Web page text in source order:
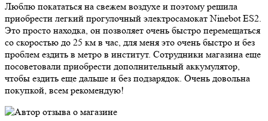
Люблю покататься на свежем воздухе и поэтому решила
приобрести легкий прогулочный электросамокат Ninebot ES2.
Это просто находка, он позволяет очень быстро перемещаться
со скоростью до 25 км в час, для меня это очень быстро и без
проблем ездить в метро в институт. Сотрудники магазина еще
посоветовали приобрести дополнительный аккумулятор,
чтобы ездить еще дальше и без подзарядок. Очень довольна
покупкой, всем рекомендую!